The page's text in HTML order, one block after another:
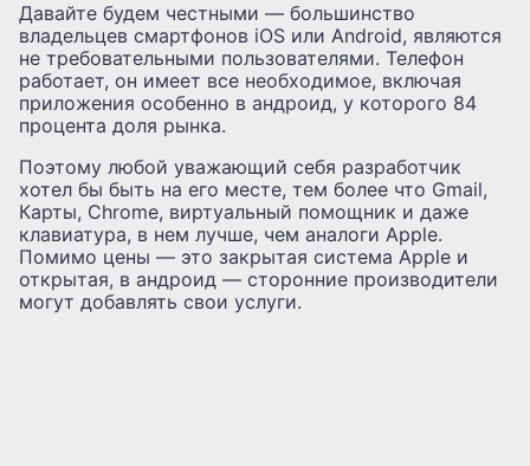
Давайте будем честными — большинство
владельцев смартфонов iOS или Android, являются
не требовательными пользователями. Телефон
работает, он имеет все необходимое, включая
приложения особенно в андроид, у которого 84
процента доля рынка.
Поэтому любой уважающий себя разработчик
хотел бы быть на его месте, тем более что Gmail,
Карты, Chrome, виртуальный помощник и даже
клавиатура, в нем лучше, чем аналоги Apple.
Помимо цены — это закрытая система Apple и
открытая, в андроид — сторонние производители
могут добавлять свои услуги.